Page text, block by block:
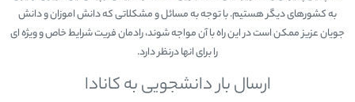
به کشورهای دیگر هستیم. با توجه به مسائل و مشکلاتی که دانش اموزان و دانش
جویان عزیز ممکن است در این راه با آن مواجه شوند، رادمان فریت شرایط خاص و ویژه ای
را برای انها درنظر دارد.
ارسال بار دانشجویی به کانادا